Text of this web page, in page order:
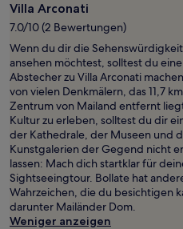
2 Erwachsenen
gefunden
wurde.
Preise
und
Verfügbarkeiten
können
sich
ändern.
Es
können
zusätzliche
Bedingungen
gelten.
Villa Arconati
7.0/10 (2 Bewertungen)
Wenn du dir die
ansehen möchtest, solltest du
Abstecher zu Villa Arconati
von vielen Denkmälern, das 11,7
Zentrum von Mailand entfernt
Kultur zu erleben, solltest du dir
der Kathedrale, der Museen und
Kunstgalerien der Gegend nicht
lassen: Mach dich startklar für
Sightseeingtour. Bollate hat
Wahrzeichen, die du besichtigen
darunter Mailänder Dom.
Weniger anzeigen